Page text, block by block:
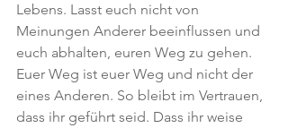
Lebens. Lasst euch nicht von
Meinungen Anderer beeinflussen und
euch abhalten, euren Weg zu gehen.
Euer Weg ist euer Weg und nicht der
eines Anderen. So bleibt im Vertrauen,
dass ihr geführt seid. Dass ihr weise